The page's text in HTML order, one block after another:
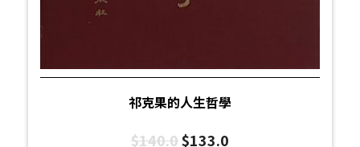
祁克果的人生哲學
$140.0$133.0